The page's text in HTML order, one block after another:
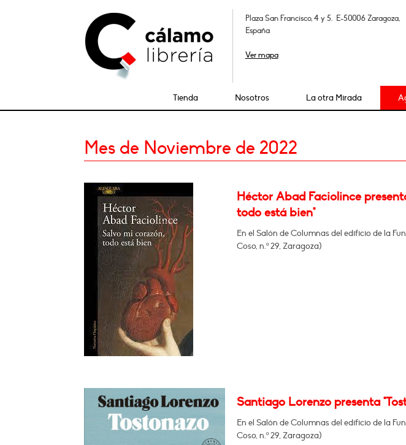
Plaza San Francisco, 4 y 5. E-50006 Zaragoza,
España
Ver mapa
Tienda Nosotros La otra Mirada
Mes de Noviembre de 2022
Héctor Abad Faciolince
todo está bien"
En el Salón de Columnas del edificio de la
Coso, n.º 29, Zaragoza)
Santiago Lorenzo presenta
En el Salón de Columnas del edificio de la
Coso, n.º 29, Zaragoza)